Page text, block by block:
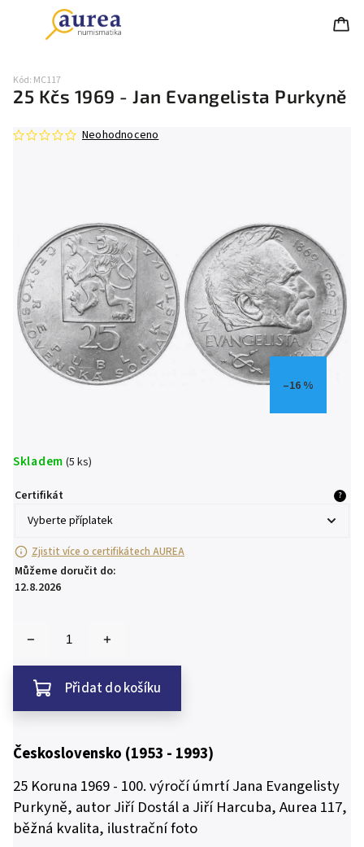
25 Kčs 1969 - Jan Evangelista Purkyně
Kód: MC117
Neohodnoceno
–16 %
Skladem (5 ks)
Certifikát ?
Zjistit více o certifikátech AUREA
Můžeme doručit do:
12.8.2026
Přidat do košíku
Československo (1953 - 1993)
25 Koruna 1969 - 100. výročí úmrtí Jana Evangelisty
Purkyně, autor Jiří Dostál a Jiří Harcuba, Aurea 117,
běžná kvalita, ilustrační foto